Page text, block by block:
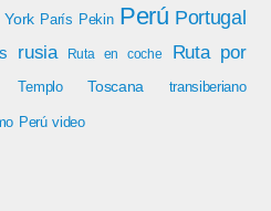
York París Pekin Perú Portugal
rusia Ruta en coche
Ruta por
Templo Toscana transiberiano
Perú video